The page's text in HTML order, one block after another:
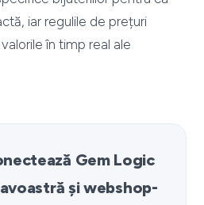
iar regulile de prețuri
în timp real ale
Gem Logic
și webshop-